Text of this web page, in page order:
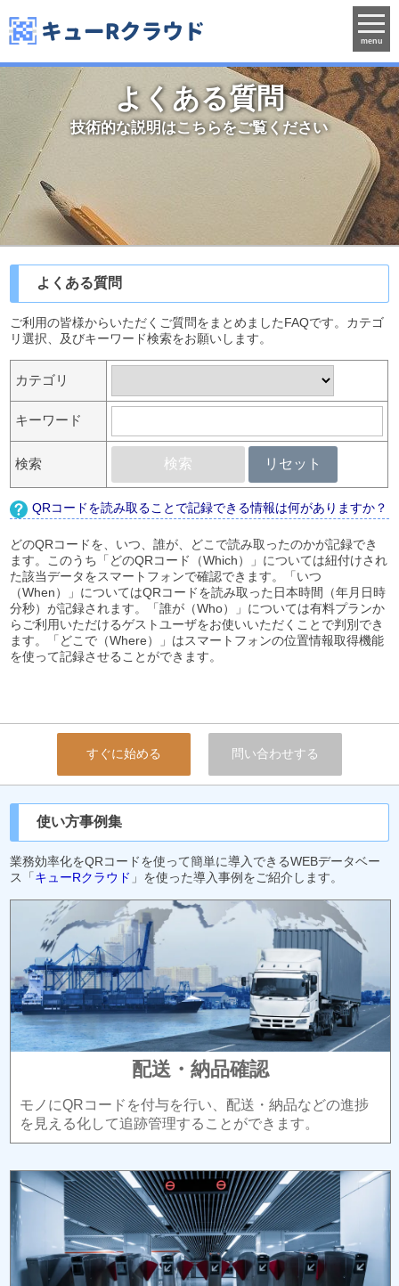
menu
よくある質問
技術的な説明はこちらをご覧ください
よくある質問
ご利用の皆様からいただくご質問をまとめましたFAQです。カテゴ
リ選択、及びキーワード検索をお願いします。
カテゴリ
キーワード
検索 検索 リセット
QRコードを読み取ることで記録できる情報は何がありますか？
どのQRコードを、いつ、誰が、どこで読み取ったのかが記録でき
ます。このうち「どのQRコード（Which）」については紐付けされ
た該当データをスマートフォンで確認できます。「いつ
（When）」についてはQRコードを読み取った日本時間（年月日時
分秒）が記録されます。「誰が（Who）」については有料プランか
らご利用いただけるゲストユーザをお使いいただくことで判別でき
ます。「どこで（Where）」はスマートフォンの位置情報取得機能
を使って記録させることができます。
すぐに始める 問い合わせする
使い方事例集
業務効率化をQRコードを使って簡単に導入できるWEBデータベー
ス「キューRクラウド 」を使った導入事例をご紹介します。
配送・納品確認
モノにQRコードを付与を行い、配送・納品などの進捗
を見える化して追跡管理することができます。